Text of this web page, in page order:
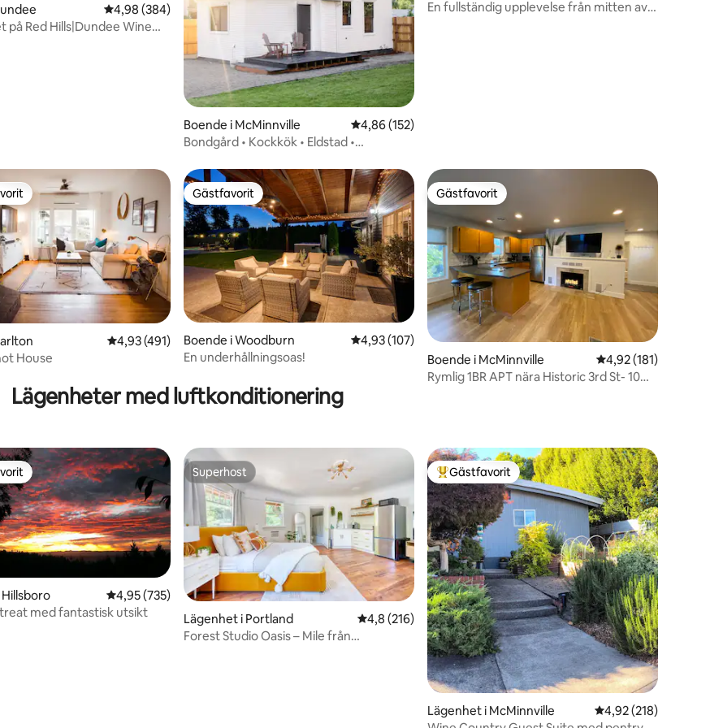
4,98 av 5 i genomsnittligt betyg, 384 omdömen
4,98 (384)
på Red Hills|Dundee Wine
Boende i McMinnville 4,86 av 5 i genomsnittligt betyg, 152 omdömen
4,86 (152)
Bondgård • Kockkök • Eldstad •
En fullständig upplevelse från mitten av
278 omdömen4,93 av 5 i genomsnittligt betyg, 491 omdömen
4,93 (491)
House
Gästfavorit
Gästfavorit
Boende i Woodburn 4,93 av 5 i genomsnittligt betyg, 107 omdömen
4,93 (107)
En underhållningsoas!
Gästfavorit
Gästfavorit
Boende i McMinnville 4,92 av 5 i
4,92 (181)
Rymlig 1BR APT nära Historic 3rd St- 10
Lägenheter med luftkonditionering
105 omdömen
4,95 av 5 i genomsnittligt betyg, 735 omdömen
4,95 (735)
Vinlandsretreat med fantastisk utsikt
Superhost
Superhost
Lägenhet i Portland 4,8 av 5 i genomsnittligt betyg, 216 omdömen
4,8 (216)
Forest Studio Oasis – Mile från
Populär gästfavorit
Gästfavorit
Lägenhet i McMinnville 4,92 av 5 i
4,92 (218)